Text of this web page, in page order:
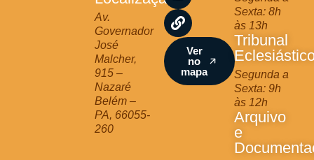
Av.
Governador
José
Malcher,
915 –
Nazaré
Belém –
PA, 66055-
260
r
a
m
o
k
e
Ver
no
mapa
Sexta: 8h
às 13h
Tribunal
Segunda a
Sexta: 9h
às 12h
Arquivo
e